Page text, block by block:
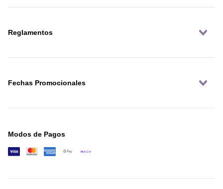
Reglamentos
Fechas Promocionales
Modos de Pagos